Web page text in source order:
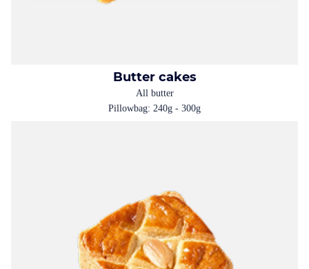
Butter cakes
All butter
Pillowbag: 240g - 300g